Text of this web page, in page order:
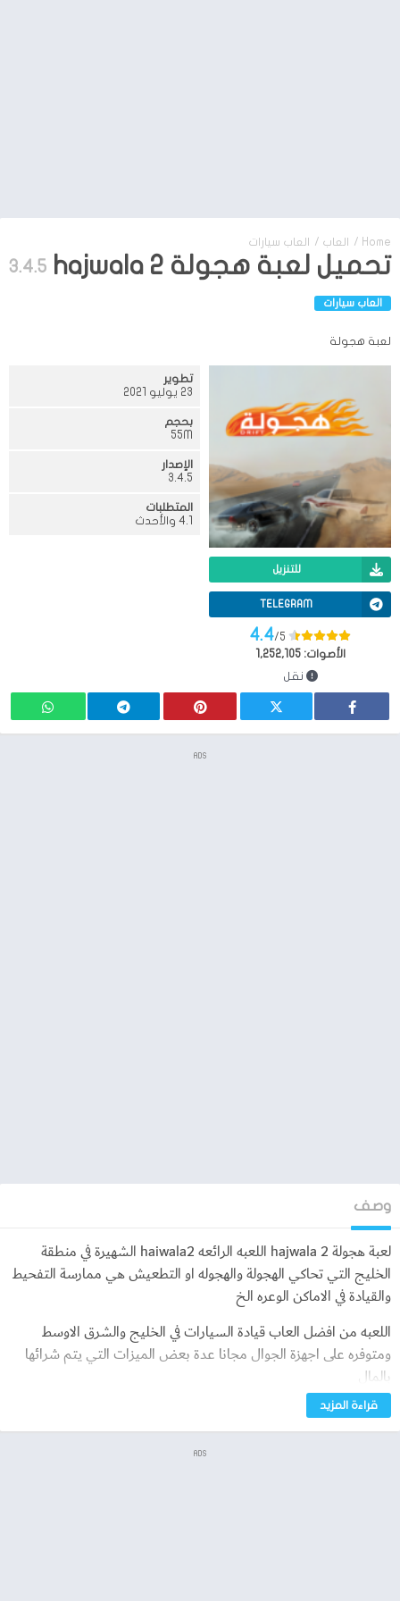
Home
/ العاب / العاب سيارات
تحميل لعبة هجولة hajwala 2 3.4.5
العاب سيارات
لعبة هجولة
للتنزيل
TELEGRAM
4.4/5
الأصوات:1,252,105
نقل
تطوير
23 يوليو 2021
بحجم
55M
الإصدار
3.4.5
المتطلبات
4.1 والأحدث
ADS
وصف
لعبة هجولة hajwala 2 اللعبه الرائعه haiwala2 الشهيرة في منطقة
الخليج التي تحاكي الهجولة والهجوله او التطعيش هي ممارسة التفحيط
والقيادة في الاماكن الوعره الخ
اللعبه من افضل العاب قيادة السيارات في الخليج والشرق الاوسط
ومتوفره على اجهزة الجوال مجانا عدة بعض الميزات التي يتم شرائها
بالمال
شرح لعبة هجولة haiwala2
قراءة المزيد
ADS